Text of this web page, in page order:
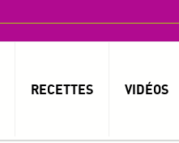
RECETTES VIDÉOS